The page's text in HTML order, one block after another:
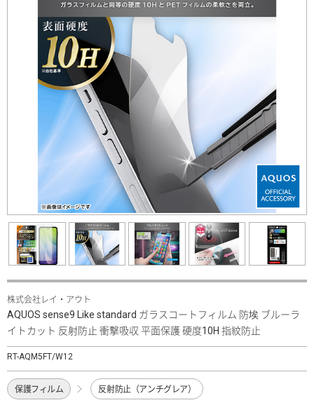
株式会社レイ・アウト
AQUOS sense9 Like standard ガラスコートフィルム 防埃 ブルーラ
イトカット 反射防止 衝撃吸収 平面保護 硬度10H 指紋防止
RT-AQM5FT/W12
保護フィルム 反射防止（アンチグレア）